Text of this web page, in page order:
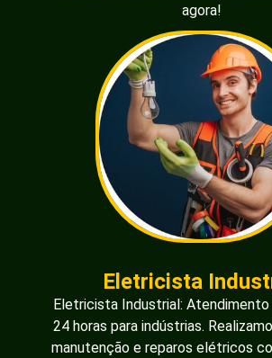
agora!
Eletricista
Eletricista Industrial: Atendimento
24 horas para indústrias.
manutenção e reparos elétricos